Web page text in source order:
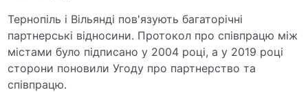
Тернопіль і Вільянді пов'язують багаторічні
партнерські відносини. Протокол про співпрацю між
містами було підписано у 2004 році, а у 2019 році
сторони поновили Угоду про партнерство та
співпрацю.